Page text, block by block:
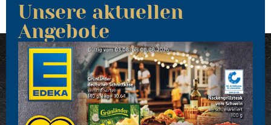
Unsere aktuellen
Angebote